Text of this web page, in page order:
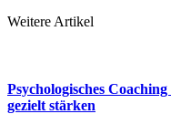
Weitere Artikel
Psychologisches
gezielt stärken